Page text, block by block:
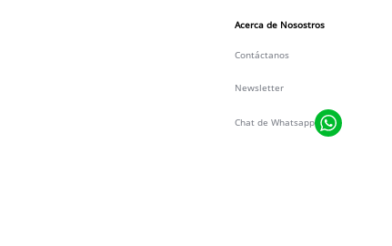
Acerca de Nosostros
Contáctanos
Newsletter
Chat de Whatsapp